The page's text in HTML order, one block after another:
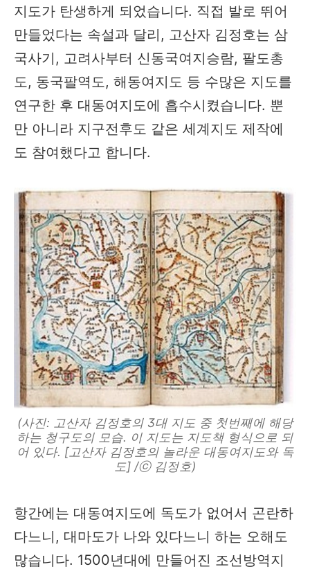
지도가 탄생하게 되었습니다. 직접 발로 뛰어
만들었다는 속설과 달리, 고산자 김정호는 삼
국사기, 고려사부터 신동국여지승람, 팔도총
도, 동국팔역도, 해동여지도 등 수많은 지도를
연구한 후 대동여지도에 흡수시켰습니다. 뿐
만 아니라 지구전후도 같은 세계지도 제작에
도 참여했다고 합니다.
(사진: 고산자 김정호의 3대 지도 중 첫번째에 해당
하는 청구도의 모습. 이 지도는 지도책 형식으로 되
어 있다. [고산자 김정호의 놀라운 대동여지도와 독
도] /ⓒ 김정호)
항간에는 대동여지도에 독도가 없어서 곤란하
다느니, 대마도가 나와 있다느니 하는 오해도
많습니다. 1500년대에 만들어진 조선방역지